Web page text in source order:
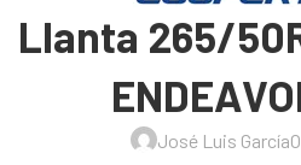
Llanta 265/
José Luis García